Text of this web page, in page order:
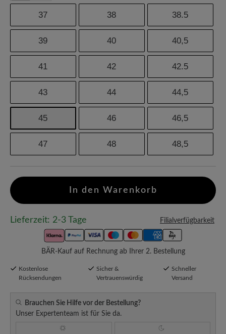
37 38 38.5
39 40 40,5
41 42 42.5
43 44 44,5
45 46 46,5
47 48 48,5
In den Warenkorb
Lieferzeit: 2-3 Tage Filialverfügbarkeit
BÄR-Kauf auf Rechnung ab Ihrer 2. Bestellung
Kostenlose
Rücksendungen
Sicher &
Vertrauenswürdig
Schneller
Versand
Brauchen Sie Hilfe vor der Bestellung?
Unser Expertenteam ist für Sie da.